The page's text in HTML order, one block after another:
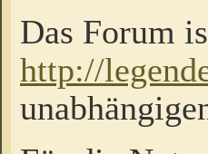
Das Forum
http://